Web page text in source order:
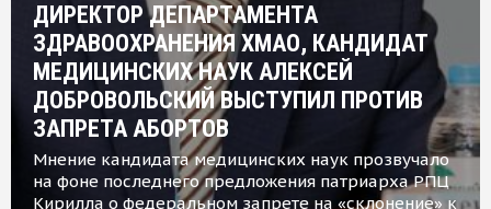
ДИРЕКТОР ДЕПАРТАМЕНТА
ЗДРАВООХРАНЕНИЯ ХМАО, КАНДИДАТ
МЕДИЦИНСКИХ НАУК АЛЕКСЕЙ
ДОБРОВОЛЬСКИЙ ВЫСТУПИЛ ПРОТИВ
ЗАПРЕТА АБОРТОВ
Мнение кандидата медицинских наук прозвучало
на фоне последнего предложения патриарха РПЦ
Кирилла о федеральном запрете на «склонение» к